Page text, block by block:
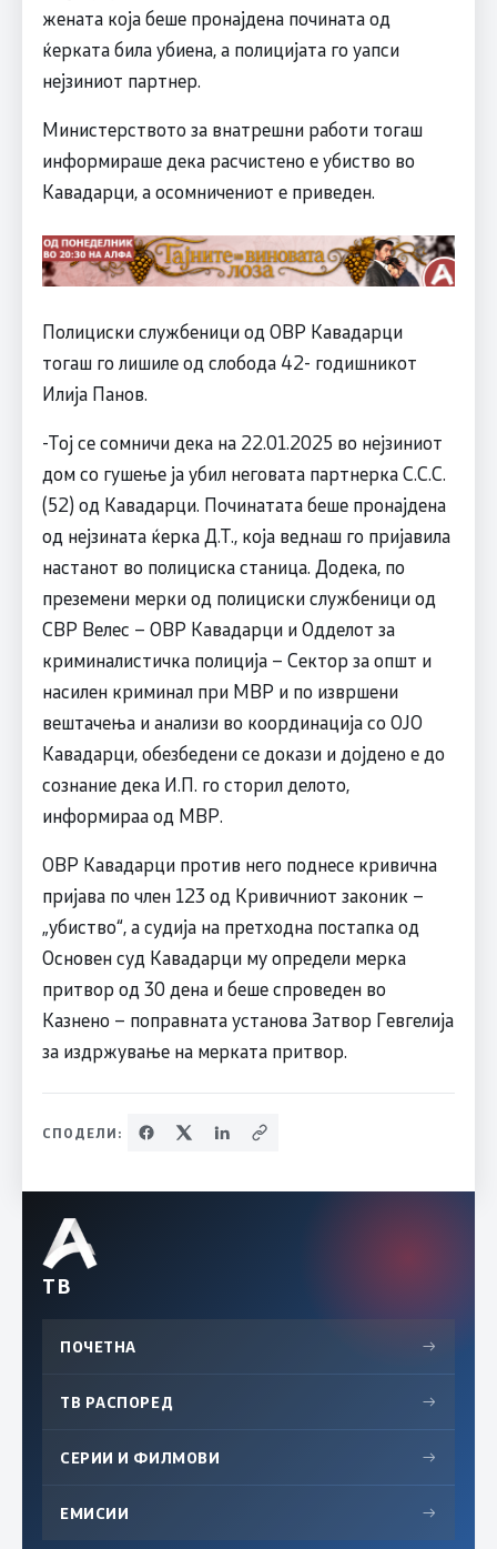
жената која беше пронајдена почината од
ќерката била убиена, а полицијата го уапси
нејзиниот партнер.
Министерството за внатрешни работи тогаш
информираше дека расчистено е убиство во
Кавадарци, а осомничениот е приведен.
Полициски службеници од ОВР Кавадарци
тогаш го лишиле од слобода 42- годишникот
Илија Панов.
-Тој се сомничи дека на 22.01.2025 во нејзиниот
дом со гушење ја убил неговата партнерка С.С.С.
(52) од Кавадарци. Починатата беше пронајдена
од нејзината ќерка Д.Т., која веднаш го пријавила
настанот во полициска станица. Додека, по
преземени мерки од полициски службеници од
СВР Велес – ОВР Кавадарци и Одделот за
криминалистичка полиција – Сектор за општ и
насилен криминал при МВР и по извршени
вештачења и анализи во координација со ОЈО
Кавадарци, обезбедени се докази и дојдено е до
сознание дека И.П. го сторил делото,
информираа од МВР.
ОВР Кавадарци против него поднесе кривична
пријава по член 123 од Кривичниот законик –
„убиство“, а судија на претходна постапка од
Основен суд Кавадарци му определи мерка
притвор од 30 дена и беше спроведен во
Казнено – поправната установа Затвор Гевгелија
за издржување на мерката притвор.
СПОДЕЛИ:
ТВ
ПОЧЕТНА →
ТВ РАСПОРЕД →
СЕРИИ И ФИЛМОВИ →
ЕМИСИИ →